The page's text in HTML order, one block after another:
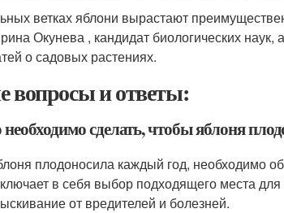
ветках яблони вырастают
Окунева , кандидат биологических
о садовых растениях.
вопросы и ответы:
сделать, чтобы яблоня
плодоносила каждый год, необходимо
в себя выбор подходящего места
от вредителей и болезней.